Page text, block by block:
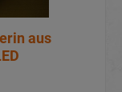
aus